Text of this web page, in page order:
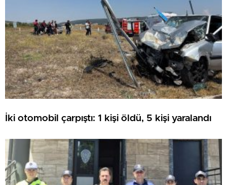
İki otomobil çarpıştı: 1 kişi öldü, 5 kişi yaralandı